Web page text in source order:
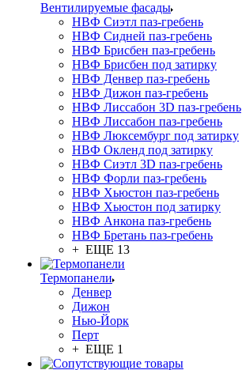
Вентилируемые фасады
НВФ Сиэтл паз-гребень
НВФ Сидней паз-гребень
НВФ Брисбен паз-гребень
НВФ Брисбен под затирку
НВФ Денвер паз-гребень
НВФ Дижон паз-гребень
НВФ Лиссабон 3D паз-гребень
НВФ Лиссабон паз-гребень
НВФ Люксембург под затирку
НВФ Окленд под затирку
НВФ Сиэтл 3D паз-гребень
НВФ Форли паз-гребень
НВФ Хьюстон паз-гребень
НВФ Хьюстон под затирку
НВФ Анкона паз-гребень
НВФ Бретань паз-гребень
+ ЕЩЕ 13
Термопанели
Денвер
Дижон
Нью-Йорк
Перт
+ ЕЩЕ 1